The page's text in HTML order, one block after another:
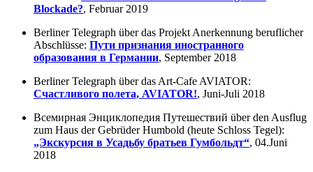
Blockade?, Februar 2019
Berliner Telegraph über das Projekt Anerkennung beruflicher
Abschlüsse: Пути признания иностранного
образования в Германии, September 2018
Berliner Telegraph über das Art-Cafe AVIATOR:
Счастливого полета, AVIATOR!, Juni-Juli 2018
Всемирная Энциклопедия Путешествий über den Ausflug
zum Haus der Gebrüder Humbold (heute Schloss Tegel):
„Экскурсия в Усадьбу братьев Гумбольдт“, 04.Juni
2018